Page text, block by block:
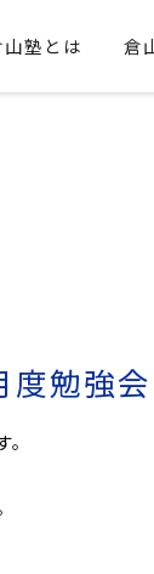
山塾とは 倉
度勉強会